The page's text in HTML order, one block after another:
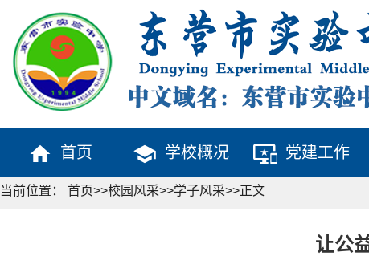
home 首页 school 学校概况 important_devices 党建工作
当前位置： 首页>>校园风采>>学子风采>>正文
让公